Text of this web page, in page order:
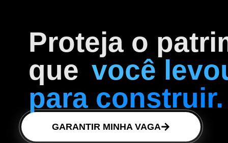
Proteja o
que você
para construir.
GARANTIR MINHA VAGA